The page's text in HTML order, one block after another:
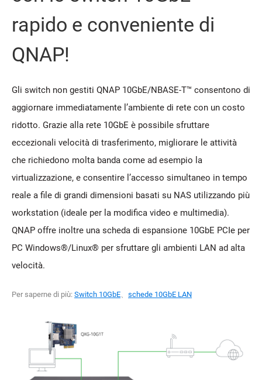
rapido e conveniente di
QNAP!
Gli switch non gestiti QNAP 10GbE/NBASE-T™ consentono di
aggiornare immediatamente l’ambiente di rete con un costo
ridotto. Grazie alla rete 10GbE è possibile sfruttare
eccezionali velocità di trasferimento, migliorare le attività
che richiedono molta banda come ad esempio la
virtualizzazione, e consentire l’accesso simultaneo in tempo
reale a file di grandi dimensioni basati su NAS utilizzando più
workstation (ideale per la modifica video e multimedia).
QNAP offre inoltre una scheda di espansione 10GbE PCIe per
PC Windows®/Linux® per sfruttare gli ambienti LAN ad alta
velocità.
Per saperne di più: Switch 10GbE schede 10GbE LAN